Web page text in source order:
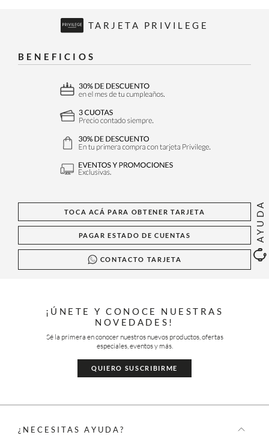
AYUDA
TARJETA PRIVILEGE
BENEFICIOS
TOCA ACÁ PARA OBTENER TARJETA
PAGAR ESTADO DE CUENTAS
CONTACTO TARJETA
¡ÚNETE Y CONOCE NUESTRAS
NOVEDADES!
Sé la primera en conocer nuestros nuevos productos, ofertas
especiales, eventos y más.
QUIERO SUSCRIBIRME
¿NECESITAS AYUDA?